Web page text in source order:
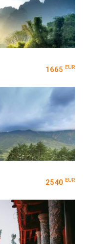
1665 EUR
2540 EUR